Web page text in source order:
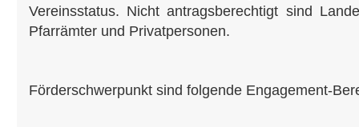
Vereinsstatus. Nicht antragsberechtigt sind
Pfarrämter und Privatpersonen.
Förderschwerpunkt sind folgende Engagement-